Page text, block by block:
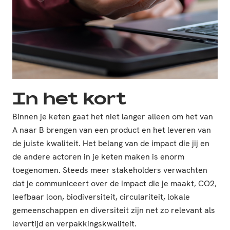
In het kort
Binnen je keten gaat het niet langer alleen om het van
A naar B brengen van een product en het leveren van
de juiste kwaliteit. Het belang van de impact die jij en
de andere actoren in je keten maken is enorm
toegenomen. Steeds meer stakeholders verwachten
dat je communiceert over de impact die je maakt, CO2,
leefbaar loon, biodiversiteit, circulariteit, lokale
gemeenschappen en diversiteit zijn net zo relevant als
levertijd en verpakkingskwaliteit.